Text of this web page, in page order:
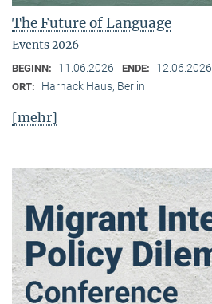
The Future of Language
Events 2026
BEGINN: 11.06.2026 ENDE: 12.06.2026
ORT: Harnack Haus, Berlin
[mehr]